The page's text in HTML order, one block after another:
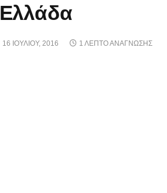
Ελλάδα
16 ΙΟΥΛΊΟΥ, 2016 1 ΛΕΠΤΌ ΑΝΆΓΝΩΣΗΣ